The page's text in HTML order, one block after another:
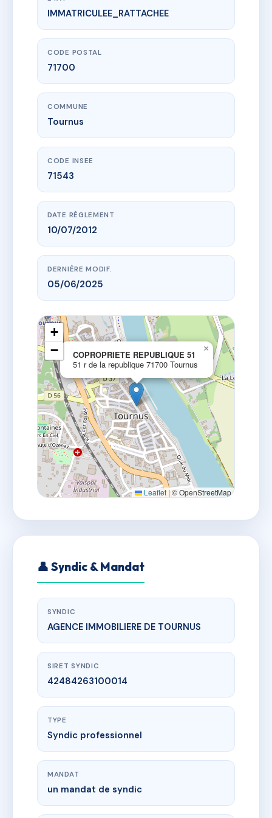
www.vme.plus/AE3537552
COPROPRIETE REPUBLIQUE 51
51 r de la republique
IMMATRICULEE_RATTACHEE
CODE POSTAL
71700
COMMUNE
Tournus
CODE INSEE
71543
DATE RÈGLEMENT
10/07/2012
DERNIÈRE MODIF.
05/06/2025
COPROPRIETE REPUBLIQUE 51
51 r de la republique 71700 Tournus
×
+
−
Leaflet |© OpenStreetMap
👤 Syndic & Mandat
SYNDIC
AGENCE IMMOBILIERE DE TOURNUS
SIRET SYNDIC
42484263100014
TYPE
Syndic professionnel
MANDAT
un mandat de syndic